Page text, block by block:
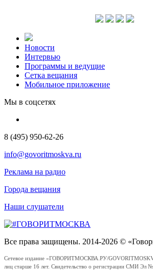
Новости
Интервью
Программы и ведущие
Сетка вещания
Мобильное приложение
Мы в соцсетях
8 (495) 950-62-26
info@govoritmoskva.ru
Реклама на радио
Города вещания
Наши слушатели
Все права защищены. 2014-2026 ©
Сетевое издание «ГОВОРИТМОСКВА.РУ/
лиц старше 16 лет. Свидетельство о регистрации СМИ Эл